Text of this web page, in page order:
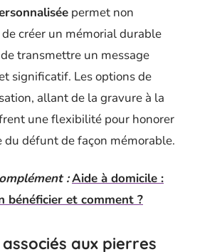
permet non
créer un mémorial durable
transmettre un message
significatif. Les options de
allant de la gravure à la
une flexibilité pour honorer
du défunt de façon mémorable.
:Aide à domicile :
bénéficier et comment ?
aux pierres